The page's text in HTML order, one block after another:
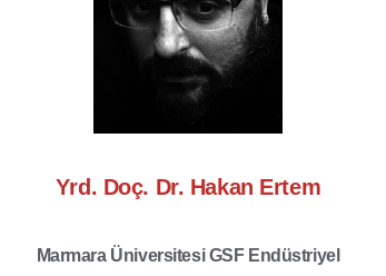
Yrd. Doç. Dr. Hakan Ertem
Marmara Üniversitesi GSF Endüstriyel